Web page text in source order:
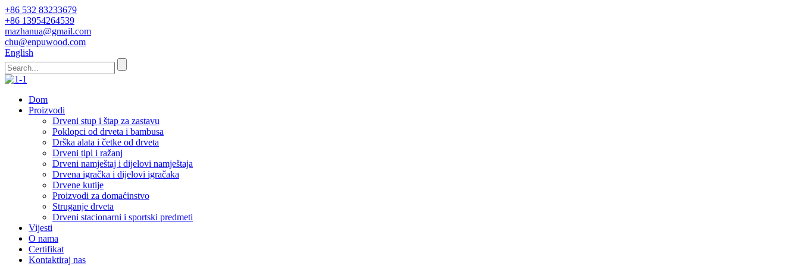
+86 532 83233679
+86 13954264539
mazhanua@gmail.com
chu@enpuwood.com
English
Dom
Proizvodi
Drveni stup i štap za zastavu
Poklopci od drveta i bambusa
Drška alata i četke od drveta
Drveni tipl i ražanj
Drveni namještaj i dijelovi namještaja
Drvena igračka i dijelovi igračaka
Drvene kutije
Proizvodi za domaćinstvo
Struganje drveta
Drveni stacionarni i sportski predmeti
Vijesti
O nama
Certifikat
Kontaktiraj nas